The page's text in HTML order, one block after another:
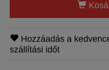
Hozzáadás a
szállítási időt